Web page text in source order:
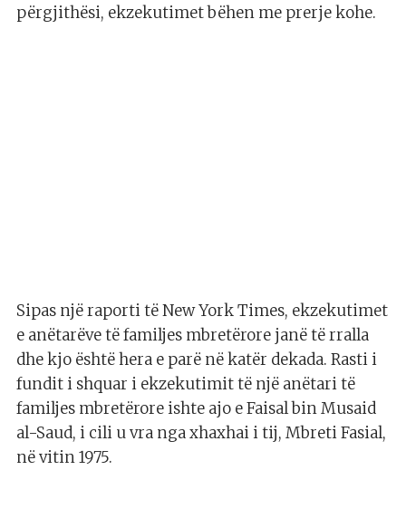
përgjithësi, ekzekutimet bëhen me prerje kohe.
Sipas një raporti të New York Times, ekzekutimet
e anëtarëve të familjes mbretërore janë të rralla
dhe kjo është hera e parë në katër dekada. Rasti i
fundit i shquar i ekzekutimit të një anëtari të
familjes mbretërore ishte ajo e Faisal bin Musaid
al-Saud, i cili u vra nga xhaxhai i tij, Mbreti Fasial,
në vitin 1975.